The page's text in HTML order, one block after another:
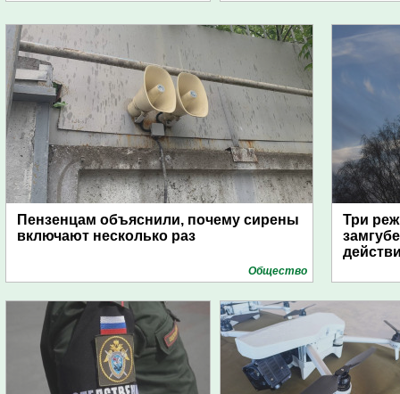
Пензенцам объяснили, почему сирены
включают несколько раз
Общество
Три